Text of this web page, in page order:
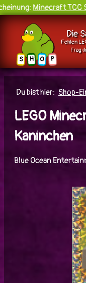
Zum Hauptinhalt
Minecraft TCC
S H O P
Die
Fehlen
Frag
Du bist hier: Shop-
LEGO
Kaninchen
Blue Ocean
Bildergalerie